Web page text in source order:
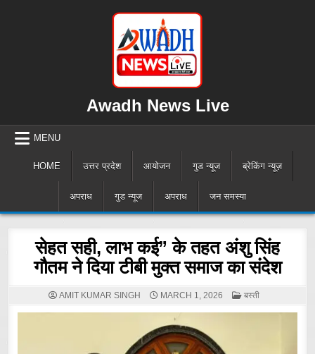
Awadh News Live
MENU
HOME उत्तर प्रदेश आयोजन गुड न्यूज ब्रेकिंग न्यूज़
अपराध गुड न्यूज अपराध जन समस्या
सेहत सही, लाभ कई” के तहत अंशु सिंह
गौतम ने दिया टीबी मुक्त समाज का संदेश
AMIT KUMAR SINGH MARCH 1, 2026
POSTED
IN
बस्ती